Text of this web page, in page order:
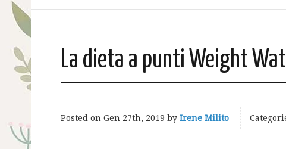
La dieta a punti Weight
Posted on Gen 27th, 2019 by Irene Milito